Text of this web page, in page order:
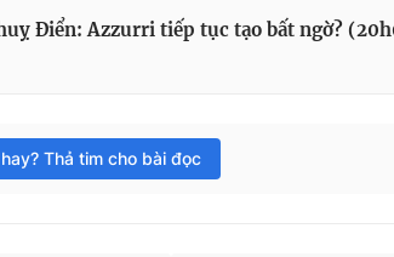
Điển: Azzurri tiếp tục tạo bất ngờ?
Thả tim cho bài đọc